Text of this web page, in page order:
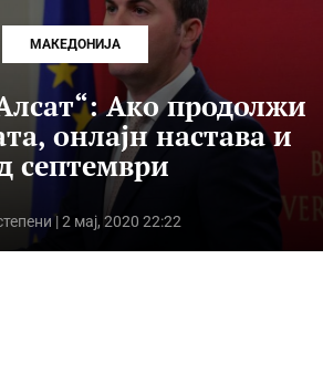
МАКЕДОНИЈА
Ако продолжи
онлајн настава и
септември
| 2 мај, 2020 22:22